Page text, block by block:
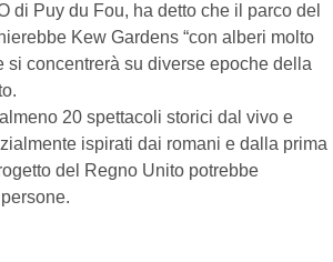
di Puy du Fou, ha detto che il parco del
Kew Gardens “con alberi molto
si concentrerà su diverse epoche della
20 spettacoli storici dal vivo e
ispirati dai romani e dalla prima
del Regno Unito potrebbe